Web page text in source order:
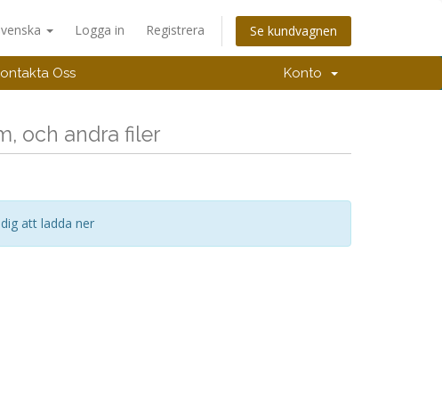
Logga in Registrera Se kundvagnen
Oss Konto
och andra filer
att ladda ner